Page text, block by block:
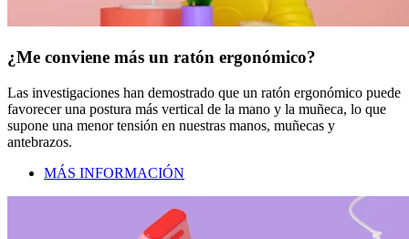
¿Me conviene más un ratón ergonómico?
Las investigaciones han demostrado que un ratón ergonómico puede
favorecer una postura más vertical de la mano y la muñeca, lo que
supone una menor tensión en nuestras manos, muñecas y
antebrazos.
MÁS INFORMACIÓN